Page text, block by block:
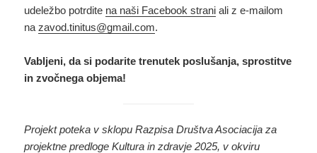
udeležbo potrdite na naši Facebook strani ali z e-mailom
nazavod.tinitus@gmail.com.
Vabljeni, da si podarite trenutek poslušanja, sprostitve
in zvočnega objema!
Projekt poteka v sklopu Razpisa Društva Asociacija za
projektne predloge Kultura in zdravje 2025, v okviru